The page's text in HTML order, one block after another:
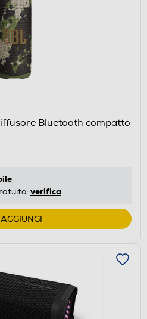
Bluetooth compatto
verifica
AGGIUNGI